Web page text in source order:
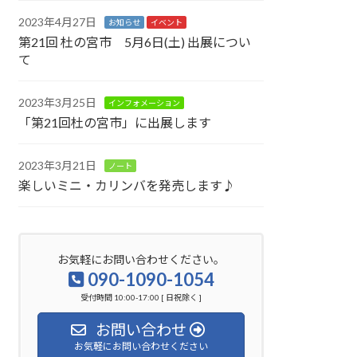
2023年4月27日 お知らせ イベント
第21回 杜の宮市 5月6日(土) 出展につい
て
2023年3月25日 インフォメーション
「第21回杜の宮市」に出展します
2023年3月21日 ノート
楽しいミニ・カリンバを発売します♪
お気軽にお問い合わせください。
090-1090-1054
受付時間 10:00-17:00 [ 日祝除く ]
お問い合わせ
お気軽にお問い合わせください